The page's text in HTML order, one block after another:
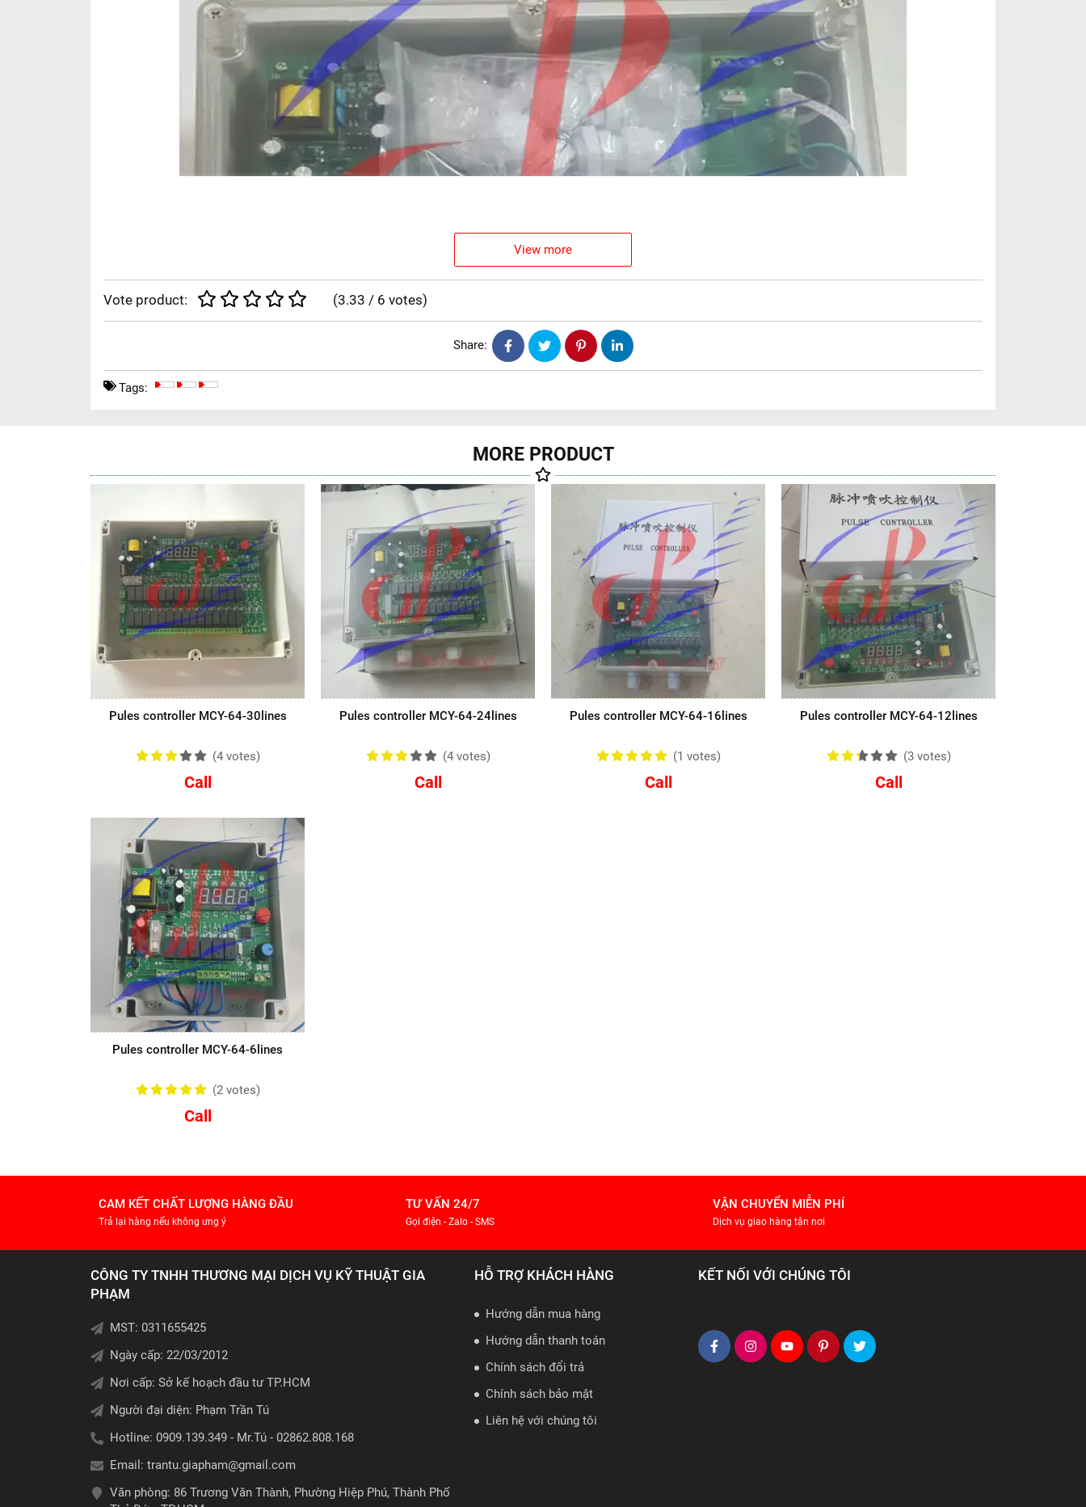
Pules controller MCY-64-30lines
Video
View more
Vote product: (3.33 / 6 votes)
Share:
Tags:
MORE PRODUCT
Pules controller MCY-64-30lines
(4 votes)
Call
Pules controller MCY-64-24lines
(4 votes)
Call
Pules controller MCY-64-16lines
(1 votes)
Call
Pules controller MCY-64-12lines
(3 votes)
Call
Pules controller MCY-64-6lines
(2 votes)
Call
CAM KẾT CHẤT LƯỢNG HÀNG ĐẦU
Trả lại hàng nếu không ưng ý
TƯ VẤN 24/7
Gọi điện - Zalo - SMS
VẬN CHUYỂN MIỄN PHÍ
Dịch vụ giao hàng tận nơi
CÔNG TY TNHH THƯƠNG MẠI DỊCH VỤ KỸ THUẬT GIA
PHẠM
MST: 0311655425
Ngày cấp: 22/03/2012
Nơi cấp: Sở kế hoạch đầu tư TP.HCM
Người đại diện: Phạm Trần Tú
Hotline: 0909.139.349 - Mr.Tú - 02862.808.168
Email: trantu.giapham@gmail.com
Văn phòng: 86 Trương Văn Thành, Phường Hiệp Phú, Thành Phố
HỖ TRỢ KHÁCH HÀNG
Hướng dẫn mua hàng
Hướng dẫn thanh toán
Chính sách đổi trả
Chính sách bảo mật
Liên hệ với chúng tôi
KẾT NỐI VỚI CHÚNG TÔI